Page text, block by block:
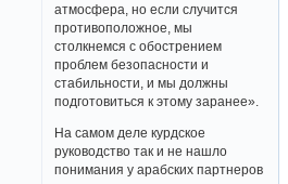
атмосфера, но если случится
противоположное, мы
столкнемся с обострением
проблем безопасности и
стабильности, и мы должны
подготовиться к этому заранее».
На самом деле курдское
руководство так и не нашло
понимания у арабских партнеров